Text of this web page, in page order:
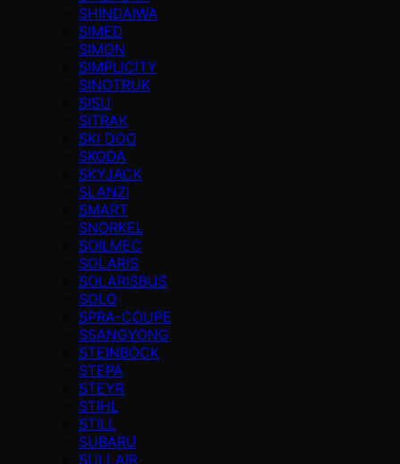
SHINDAIWA
SIMED
SIMON
SIMPLICITY
SINOTRUK
SISU
SITRAK
SKI DOO
SKODA
SKYJACK
SLANZI
SMART
SNORKEL
SOILMEC
SOLARIS
SOLARISBUS
SOLO
SPRA-COUPE
SSANGYONG
STEINBOCK
STEPA
STEYR
STIHL
STILL
SUBARU
SULLAIR